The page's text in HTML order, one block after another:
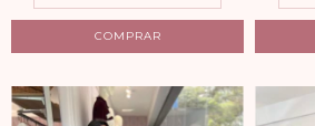
COMPRAR